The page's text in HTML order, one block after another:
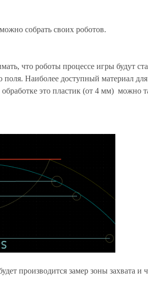
собрать своих роботов.
что роботы процессе игры будут
поля. Наиболее доступный материал для
это пластик (от 4 мм) можно
производится замер зоны захвата и